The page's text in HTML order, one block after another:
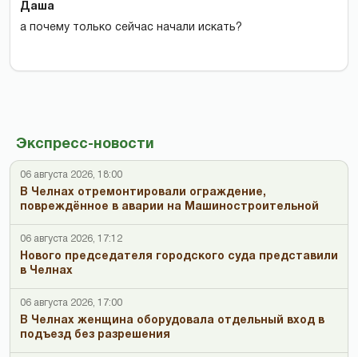
Экспресс-новости
06 августа 2026, 18:00
В Челнах отремонтировали ограждение,
повреждённое в аварии на Машиностроительной
06 августа 2026, 17:12
Нового председателя городского суда представили
в Челнах
06 августа 2026, 17:00
В Челнах женщина оборудовала отдельный вход в
подъезд без разрешения
Даша
а почему только сейчас начали искать?